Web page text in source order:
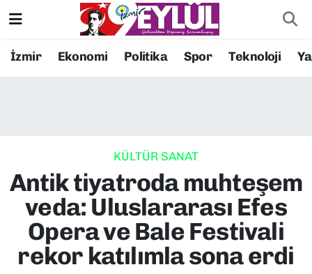
İzmir Ekonomi Politika Spor Teknoloji
KÜLTÜR SANAT
Antik tiyatroda muhteşem
veda: Uluslararası Efes
Opera ve Bale Festivali
rekor katılımla sona erdi
Resmi İlanlar
EKONOMİ
KÜLTÜR SANAT
MAGAZİN
Konak Nöbetçi Eczaneler
Süper Lig Puan Durumu ve Fikstür
Tüm Manşetler
Son Dakika Haberleri
Haber Arşivi